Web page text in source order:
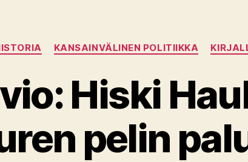
Kategoriat
KANSAINVÄLINEN POLITIIKKA
Hiski
pelin